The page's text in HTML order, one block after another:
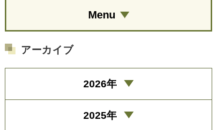
Menu
アーカイブ
2026年
2025年